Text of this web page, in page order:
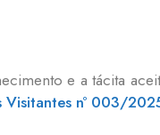
e a tácita
Visitantes nº 003/